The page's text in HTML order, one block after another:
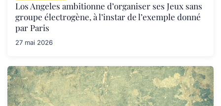
Los Angeles ambitionne d’organiser ses Jeux sans
groupe électrogène, à l’instar de l’exemple donné
par Paris
27 mai 2026